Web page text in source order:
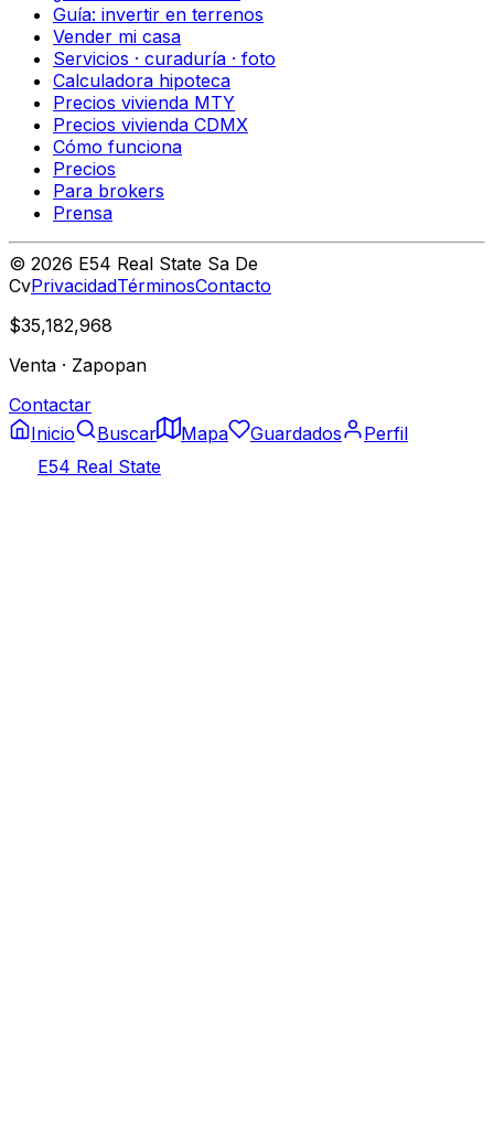
Guía: invertir en terrenos
Vender mi casa
Servicios · curaduría · foto
Calculadora hipoteca
Precios vivienda MTY
Precios vivienda CDMX
Cómo funciona
Precios
Para brokers
Prensa
© 2026 E54 Real State Sa De
CvPrivacidadTérminosContacto
$35,182,968
Venta · Zapopan
Contactar
Inicio
Buscar Mapa Guardados
Perfil
E54 Real State